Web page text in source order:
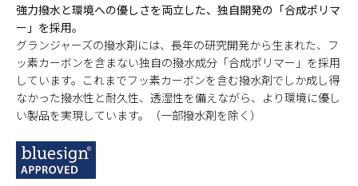
強力撥水と環境への優しさを両立した、独自開発の「合成ポリマ
ー」を採用。
グランジャーズの撥水剤には、長年の研究開発から生まれた、フ
ッ素カーボンを含まない独自の撥水成分「合成ポリマー」を採用
しています。これまでフッ素カーボンを含む撥水剤でしか成し得
なかった撥水性と耐久性、透湿性を備えながら、より環境に優し
い製品を実現しています。（一部撥水剤を除く）